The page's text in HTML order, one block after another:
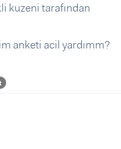
kuzeni tarafından
anketi acil yardımm?